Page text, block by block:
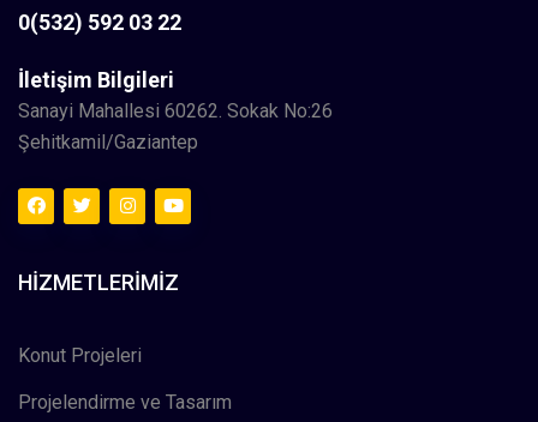
0(532) 592 03 22
İletişim Bilgileri
Sanayi Mahallesi 60262. Sokak No:26
Şehitkamil/Gaziantep
HIZMETLERIMIZ
Konut Projeleri
Projelendirme ve Tasarım